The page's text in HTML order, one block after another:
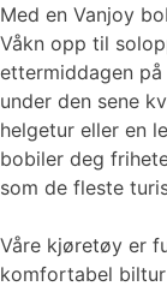
Med en Vanjoy
Våkn opp til
ettermiddagen
under den sene
helgetur eller en
bobiler deg
som de fleste
Våre kjøretøy er
komfortabel